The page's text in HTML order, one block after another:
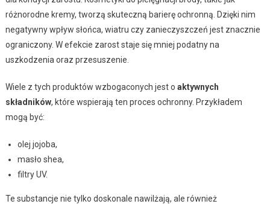
różnorodne kremy, tworzą skuteczną barierę ochronną. Dzięki nim
negatywny wpływ słońca, wiatru czy zanieczyszczeń jest znacznie
ograniczony. W efekcie zarost staje się mniej podatny na
uszkodzenia oraz przesuszenie.
Wiele z tych produktów wzbogaconych jest o aktywnych
składników, które wspierają ten proces ochronny. Przykładem
mogą być:
olej jojoba,
masło shea,
filtry UV.
Te substancje nie tylko doskonale nawilżają, ale również